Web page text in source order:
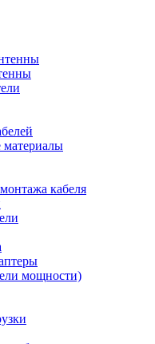
кабеля
мощности)